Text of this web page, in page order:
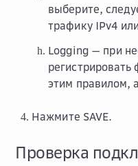
выберите,
трафику IPv4
Logging — при
этим правилом,
Нажмите SAVE.
Проверка